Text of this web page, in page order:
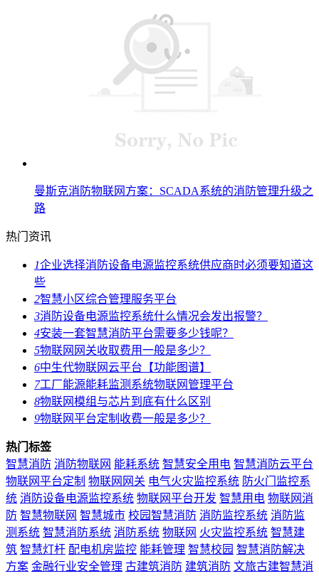
曼斯克消防物联网方案：SCADA系统的消防管理升级之
路
热门资讯
1企业选择消防设备电源监控系统供应商时必须要知道这
些
2智慧小区综合管理服务平台
3消防设备电源监控系统什么情况会发出报警？
4安装一套智慧消防平台需要多少钱呢？
5物联网网关收取费用一般是多少？
6中生代物联网云平台【功能图谱】
7工厂能源能耗监测系统物联网管理平台
8物联网模组与芯片到底有什么区别
9物联网平台定制收费一般是多少？
热门标签
智慧消防 消防物联网 能耗系统 智慧安全用电 智慧消防云平台
物联网平台定制 物联网网关 电气火灾监控系统 防火门监控系
统 消防设备电源监控系统 物联网平台开发 智慧用电 物联网消
防 智慧物联网 智慧城市 校园智慧消防 消防监控系统 消防监
测系统 智慧消防系统 消防系统 物联网 火灾监控系统 智慧建
筑 智慧灯杆 配电机房监控 能耗管理 智慧校园 智慧消防解决
方案 金融行业安全管理 古建筑消防 建筑消防 文旅古建智慧消